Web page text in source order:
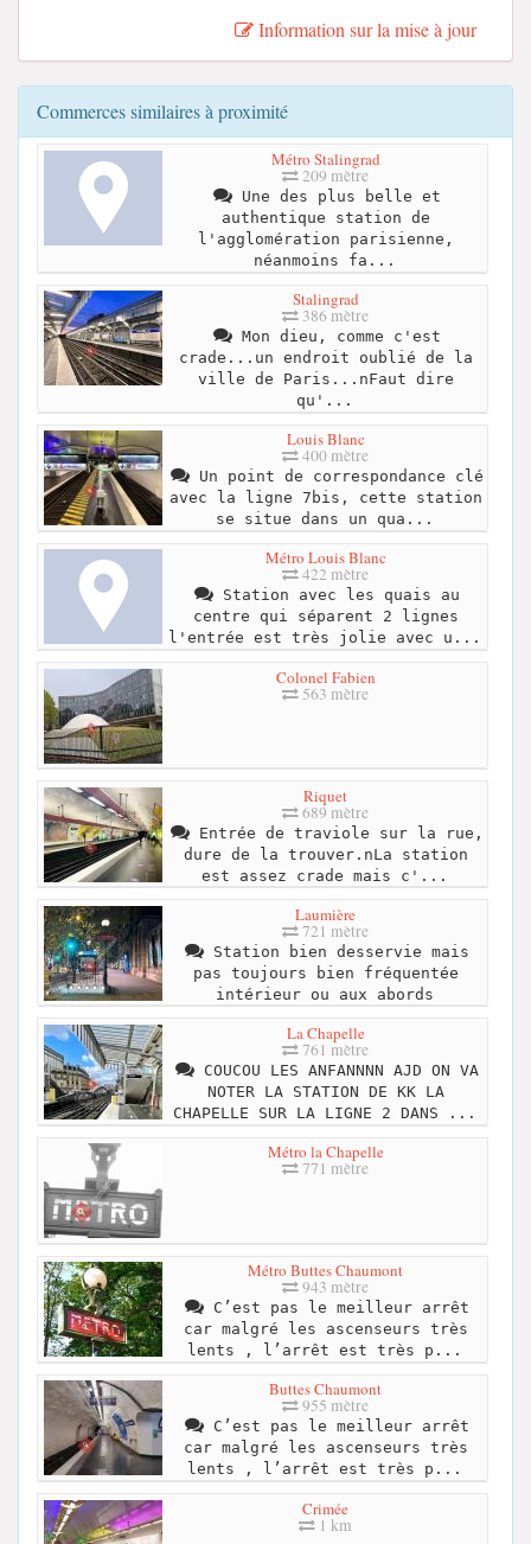
Information sur la mise à jour
Commerces similaires à proximité
Métro Stalingrad
209 mètre
Une des plus belle et
authentique station de
l'agglomération parisienne,
néanmoins fa...
Stalingrad
386 mètre
Mon dieu, comme c'est
crade...un endroit oublié de la
ville de Paris...nFaut dire
qu'...
Louis Blanc
400 mètre
Un point de correspondance clé
avec la ligne 7bis, cette station
se situe dans un qua...
Métro Louis Blanc
422 mètre
Station avec les quais au
centre qui séparent 2 lignes
l'entrée est très jolie avec u...
Colonel Fabien
563 mètre
Riquet
689 mètre
Entrée de traviole sur la rue,
dure de la trouver.nLa station
est assez crade mais c'...
Laumière
721 mètre
Station bien desservie mais
pas toujours bien fréquentée
intérieur ou aux abords
La Chapelle
761 mètre
COUCOU LES ANFANNNN AJD ON VA
NOTER LA STATION DE KK LA
CHAPELLE SUR LA LIGNE 2 DANS ...
Métro la Chapelle
771 mètre
Métro Buttes Chaumont
943 mètre
C’est pas le meilleur arrêt
car malgré les ascenseurs très
lents , l’arrêt est très p...
Buttes Chaumont
955 mètre
C’est pas le meilleur arrêt
car malgré les ascenseurs très
lents , l’arrêt est très p...
Crimée
1 km